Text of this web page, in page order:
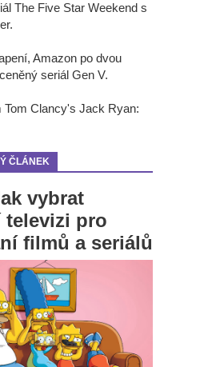
The Five Star Weekend s
Amazon po dvou
seriál Gen V.
Tom Clancy's Jack Ryan:
ČLÁNEK
vybrat
televizi pro
filmů a seriálů